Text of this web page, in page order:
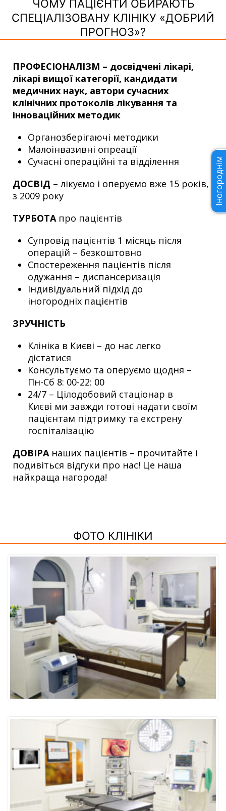
ЧОМУ ПАЦІЄНТИ ОБИРАЮТЬ
СПЕЦІАЛІЗОВАНУ КЛІНІКУ «ДОБРИЙ
ПРОГНОЗ»?
ПРОФЕСІОНАЛІЗМ – досвідчені лікарі,
лікарі вищої категорії, кандидати
медичних наук, автори сучасних
клінічних протоколів лікування та
інноваційних методик
Органозберігаючі методики
Малоінвазивні опреації
Сучасні операційні та відділення
ДОСВІД – лікуємо і оперуємо вже 15 років,
з 2009 року
ТУРБОТАпро пацієнтів
Супровід пацієнтів 1 місяць після
операцій – безкоштовно
Спостереження пацієнтів після
одужання – диспансеризація
Індивідуальний підхід до
іногородніх пацієнтів
ЗРУЧНІСТЬ
Клініка в Києві – до нас легко
дістатися
Консультуємо та оперуємо щодня –
Пн-Сб 8: 00-22: 00
24/7 – Цілодобовий стаціонар в
Києві ми завжди готові надати своїм
пацієнтам підтримку та екстрену
госпіталізацію
ДОВІРАнаших пацієнтів – прочитайте і
подивіться відгуки про нас! Це наша
найкраща нагорода!
ФОТО КЛІНІКИ
Іногороднім